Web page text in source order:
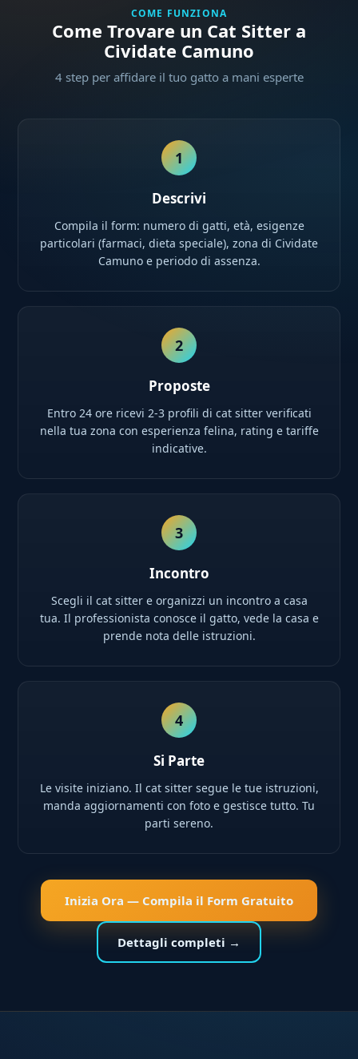
COME FUNZIONA
Come Trovare un Cat Sitter a
Cividate Camuno
4 step per affidare il tuo gatto a mani esperte
1
Descrivi
Compila il form: numero di gatti, età, esigenze
particolari (farmaci, dieta speciale), zona di Cividate
Camuno e periodo di assenza.
2
Proposte
Entro 24 ore ricevi 2-3 profili di cat sitter verificati
nella tua zona con esperienza felina, rating e tariffe
indicative.
3
Incontro
Scegli il cat sitter e organizzi un incontro a casa
tua. Il professionista conosce il gatto, vede la casa e
prende nota delle istruzioni.
4
Si Parte
Le visite iniziano. Il cat sitter segue le tue istruzioni,
manda aggiornamenti con foto e gestisce tutto. Tu
parti sereno.
Inizia Ora — Compila il Form Gratuito
Dettagli completi →